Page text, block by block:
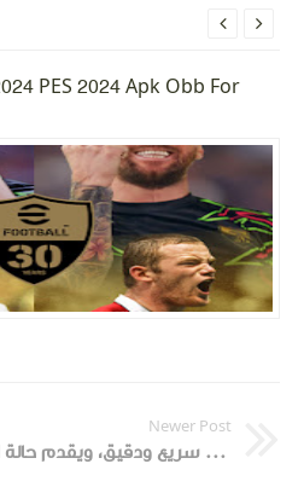
PES 2024 Apk Obb For
 
Newer Post
تطبيق للطقس سريع ودقيق، ويقدم حالة الطقس لجميع مدن العالم.